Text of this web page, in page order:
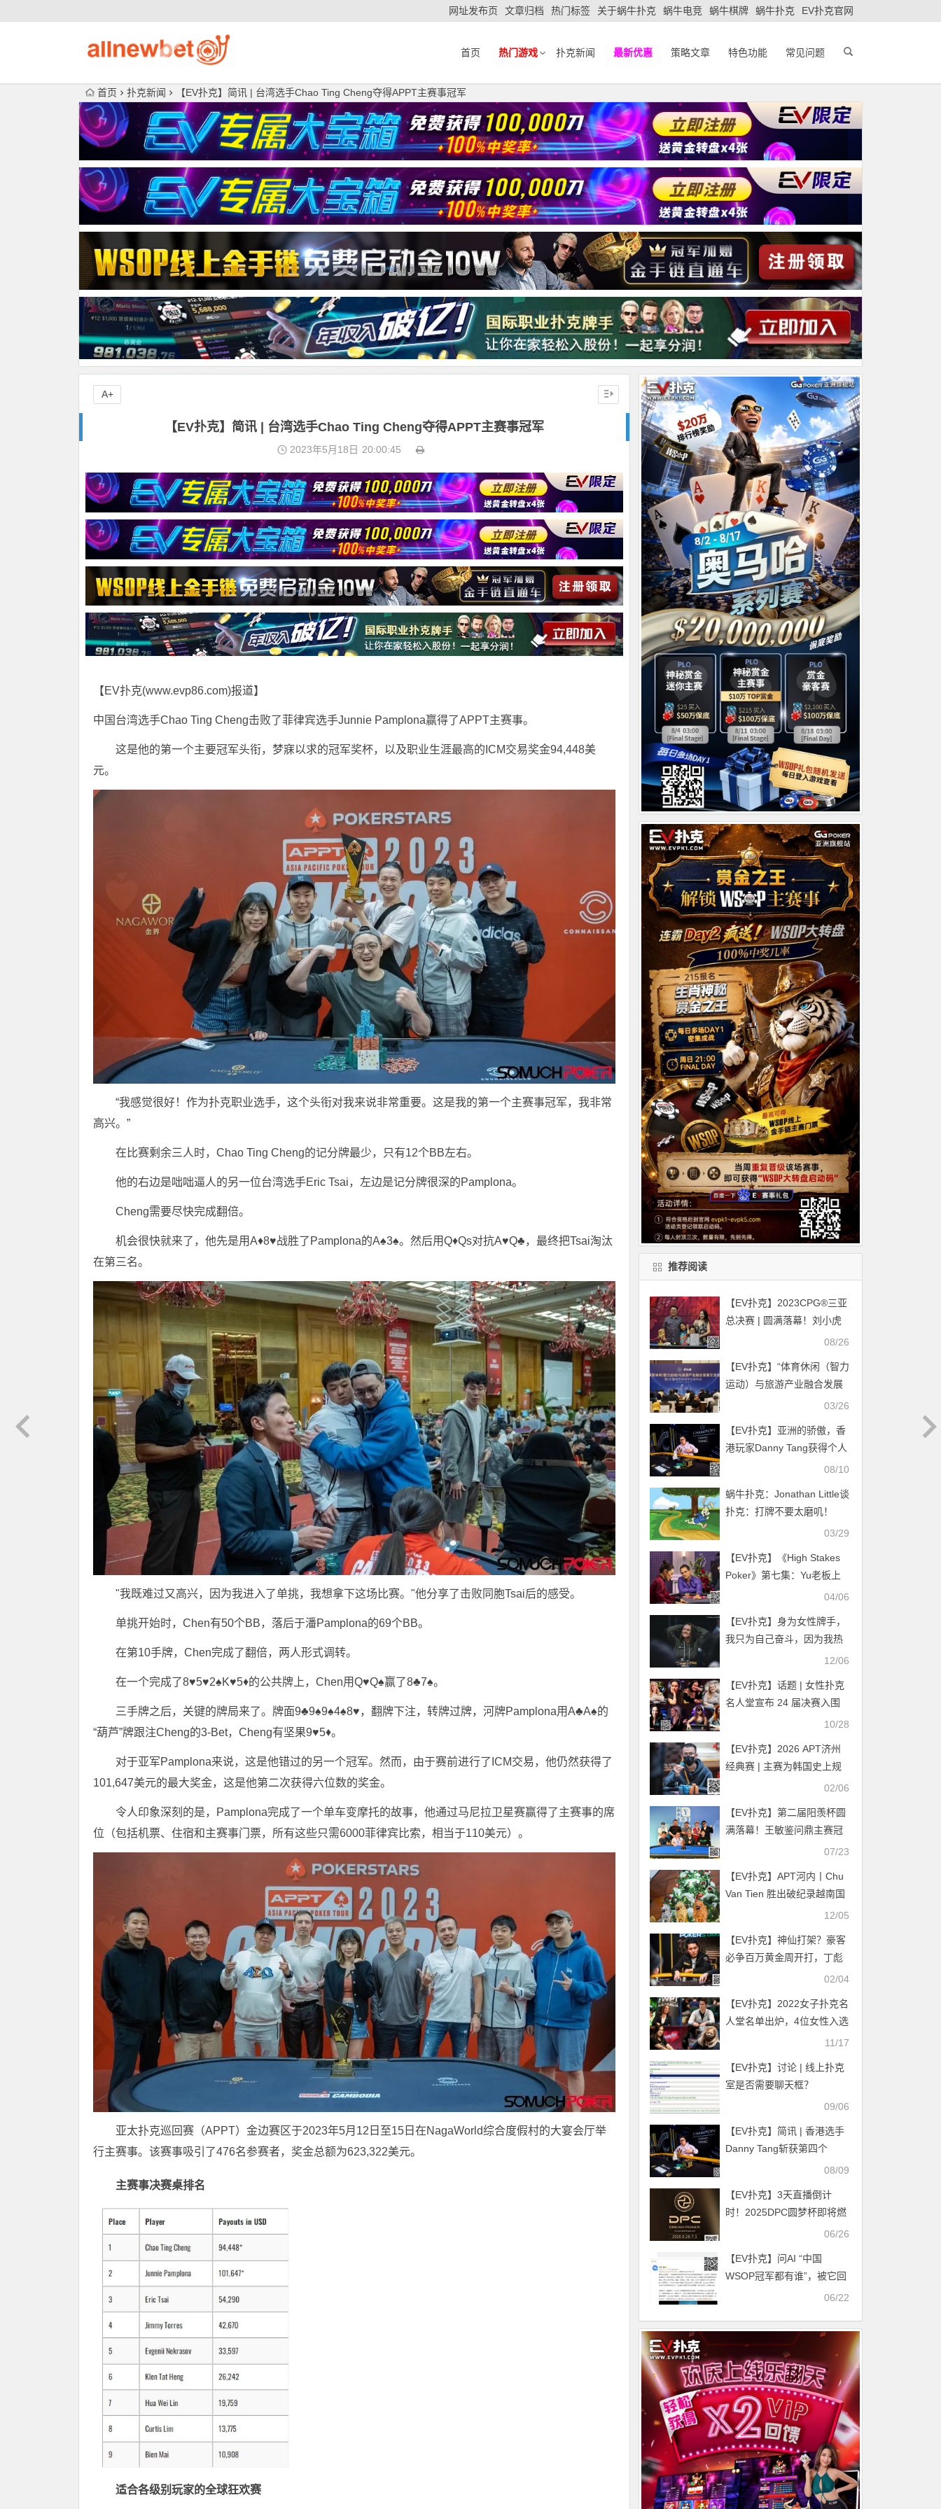
网址发布页 文章归档 热门标签 关于蜗牛扑克 蜗牛电竞 蜗牛棋牌 蜗牛扑克 EV扑克官网
首页 热门游戏 扑克新闻 最新优惠 策略文章 特色功能 常见问题
首页 扑克新闻 【EV扑克】简讯 | 台湾选手Chao Ting Cheng夺得APPT主赛事冠军
【EV扑克】简讯 | 台湾选手Chao Ting Cheng夺得APPT主赛事冠军
2023年5月18日 20:00:45
【EV扑克(www.evp86.com)报道】
中国台湾选手Chao Ting Cheng击败了菲律宾选手Junnie Pamplona赢得了APPT主赛事。
这是他的第一个主要冠军头衔，梦寐以求的冠军奖杯，以及职业生涯最高的ICM交易奖金94,448美
元。
“我感觉很好！作为扑克职业选手，这个头衔对我来说非常重要。这是我的第一个主赛事冠军，我非常
高兴。”
在比赛剩余三人时，Chao Ting Cheng的记分牌最少，只有12个BB左右。
他的右边是咄咄逼人的另一位台湾选手Eric Tsai，左边是记分牌很深的Pamplona。
Cheng需要尽快完成翻倍。
机会很快就来了，他先是用A♦8♥战胜了Pamplona的A♠3♠。然后用Q♦Qs对抗A♥Q♣，最终把Tsai淘汰
在第三名。
"我既难过又高兴，因为我进入了单挑，我想拿下这场比赛。"他分享了击败同胞Tsai后的感受。
单挑开始时，Chen有50个BB，落后于潘Pamplona的69个BB。
在第10手牌，Chen完成了翻倍，两人形式调转。
在一个完成了8♥5♥2♠K♥5♦的公共牌上，Chen用Q♥Q♠赢了8♣7♠。
三手牌之后，关键的牌局来了。牌面9♣9♠9♠4♠8♥，翻牌下注，转牌过牌，河牌Pamplona用A♣A♠的
“葫芦”牌跟注Cheng的3-Bet，Cheng有坚果9♥5♦。
对于亚军Pamplona来说，这是他错过的另一个冠军。然而，由于赛前进行了ICM交易，他仍然获得了
101,647美元的最大奖金，这是他第二次获得六位数的奖金。
令人印象深刻的是，Pamplona完成了一个单车变摩托的故事，他通过马尼拉卫星赛赢得了主赛事的席
位（包括机票、住宿和主赛事门票，所有这些只需6000菲律宾比索，相当于110美元）。
亚太扑克巡回赛（APPT）金边赛区于2023年5月12日至15日在NagaWorld综合度假村的大宴会厅举
行主赛事。该赛事吸引了476名参赛者，奖金总额为623,322美元。
主赛事决赛桌排名
适合各级别玩家的全球狂欢赛
A+
推荐阅读
【EV扑克】2023CPG®三亚
总决赛 | 圆满落幕！刘小虎
夺下主赛“大金龙”奖杯加封
见！
08/26
【EV扑克】“体育休闲（智力
运动）与旅游产业融合发展
交流会暨e乐趣电竞休闲平台
03/26
【EV扑克】亚洲的骄傲，香
港玩家Danny Tang获得个人
08/10
蜗牛扑克：​Jonathan Little谈
扑克：打牌不要太磨叽！
03/29
【EV扑克】《High Stakes
Poker》第七集：Yu老板上
场就输啊，咋这么倒霉……
04/06
【EV扑克】身为女性牌手，
我只为自己奋斗，因为我热
12/06
【EV扑克】话题 | 女性扑克
名人堂宣布 24 届决赛入围
10/28
【EV扑克】2026 APT济州
经典赛 | 主赛为韩国史上规
模最大国际扑克赛事；中国
跑；Tony Lin成功晋级！
02/06
【EV扑克】第二届阳羡杯圆
满落幕！王敏鉴问鼎主赛冠
07/23
【EV扑克】APT河内丨Chu
Van Tien 胜出破纪录越南国
家杯；APT超级豪客赛、神
12/05
【EV扑克】神仙打架？豪客
必争百万黄金周开打，丁彪
02/04
【EV扑克】2022女子扑克名
人堂名单出炉，4位女性入选
11/17
【EV扑克】讨论 | 线上扑克
室是否需要聊天框？
09/06
【EV扑克】简讯 | 香港选手
Danny Tang斩获第四个
08/09
【EV扑克】3天直播倒计
时！2025DPC圆梦杯即将燃
爆福州，这份「赛事+旅游」
06/26
【EV扑克】问AI “中国
WSOP冠军都有谁”，被它回
06/22